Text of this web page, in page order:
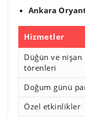
Ankara
Hizmetler
Düğün ve nişan
törenleri
Doğum günü
Özel etkinlikler